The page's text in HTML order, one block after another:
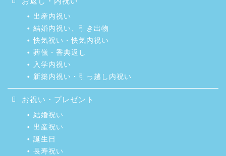
出産内祝い
結婚内祝い、引き出物
快気祝い・快気内祝い
葬儀・香典返し
入学内祝い
新築内祝い・引っ越し内祝い
お祝い・プレゼント
結婚祝い
出産祝い
誕生日
長寿祝い